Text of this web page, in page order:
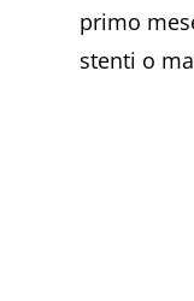
primo
stenti o